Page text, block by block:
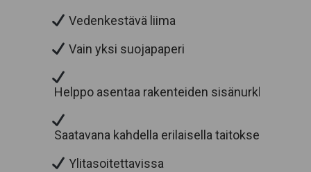
Vedenkestävä liima
Vain yksi suojapaperi
Helppo asentaa rakenteiden sisänurkkiin
Saatavana kahdella erilaisella taitoksen jaolla
Ylitasoitettavissa